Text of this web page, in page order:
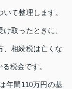
て整理します。
取ったときに、
、相続税は亡くな
税金です。
年間110万円の基